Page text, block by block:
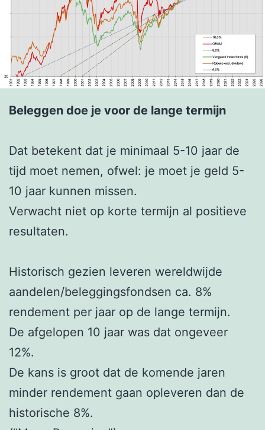
Beleggen doe je voor de lange termijn
Dat betekent dat je minimaal 5-10 jaar de
tijd moet nemen, ofwel: je moet je geld 5-
10 jaar kunnen missen.
Verwacht niet op korte termijn al positieve
resultaten.
Historisch gezien leveren wereldwijde
aandelen/beleggingsfondsen ca. 8%
rendement per jaar op de lange termijn.
De afgelopen 10 jaar was dat ongeveer
12%.
De kans is groot dat de komende jaren
minder rendement gaan opleveren dan de
historische 8%.